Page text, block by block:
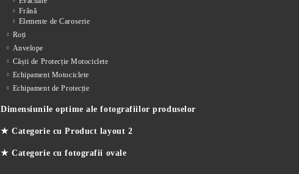
Frână
Elemente de Caroserie
Roți
Anvelope
Căști de Protecție Motociclete
Echipament Motociclete
Echipament de Protecție
Dimensiunile optime ale fotografiilor produselor
★ Categorie cu Product layout 2
★ Categorie cu fotografii ovale